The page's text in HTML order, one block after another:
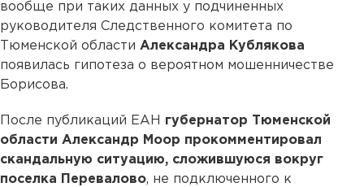
вообще при таких данных у подчиненных
руководителя Следственного комитета по
Тюменской области Александра Кублякова
появилась гипотеза о вероятном мошенничестве
Борисова.
После публикаций ЕАН губернатор Тюменской
области Александр Моор прокомментировал
скандальную ситуацию, сложившуюся вокруг
поселка Перевалово, не подключенного к